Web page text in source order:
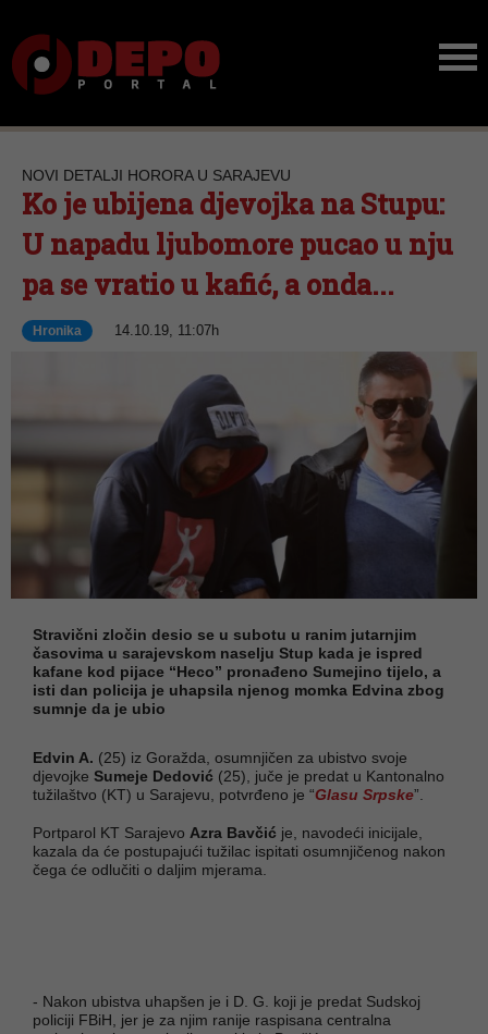
NOVI DETALJI HORORA U SARAJEVU
Ko je ubijena djevojka na Stupu:
U napadu ljubomore pucao u nju
pa se vratio u kafić, a onda...
Hronika 14.10.19, 11:07h
Stravični zločin desio se u subotu u ranim jutarnjim
časovima u sarajevskom naselju Stup kada je ispred
kafane kod pijace “Heco” pronađeno Sumejino tijelo, a
isti dan policija je uhapsila njenog momka Edvina zbog
sumnje da je ubio
Edvin A. (25) iz Goražda, osumnjičen za ubistvo svoje
djevojke Sumeje Dedović (25), juče je predat u Kantonalno
tužilaštvo (KT) u Sarajevu, potvrđeno je “Glasu Srpske”.
Portparol KT Sarajevo Azra Bavčić je, navodeći inicijale,
kazala da će postupajući tužilac ispitati osumnjičenog nakon
čega će odlučiti o daljim mjerama.
- Nakon ubistva uhapšen je i D. G. koji je predat Sudskoj
policiji FBiH, jer je za njim ranije raspisana centralna